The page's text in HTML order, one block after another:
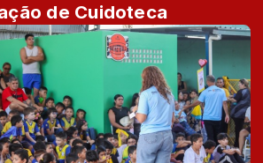
de Cuidoteca